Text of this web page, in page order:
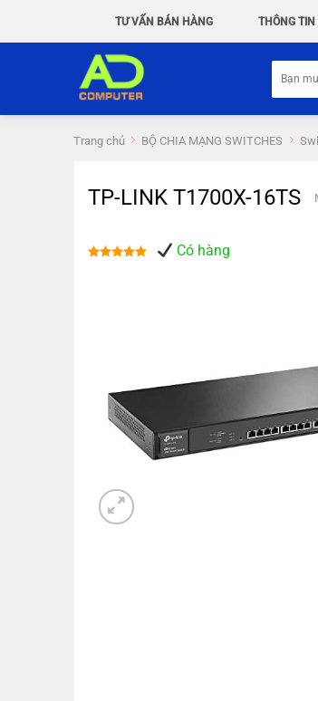
TƯ VẤN BÁN HÀNG THÔNG
kiếm:
Trang chủ BỘ CHIA MẠNG SWITCHES
TP-LINK T1700X-16TS
Có hàng